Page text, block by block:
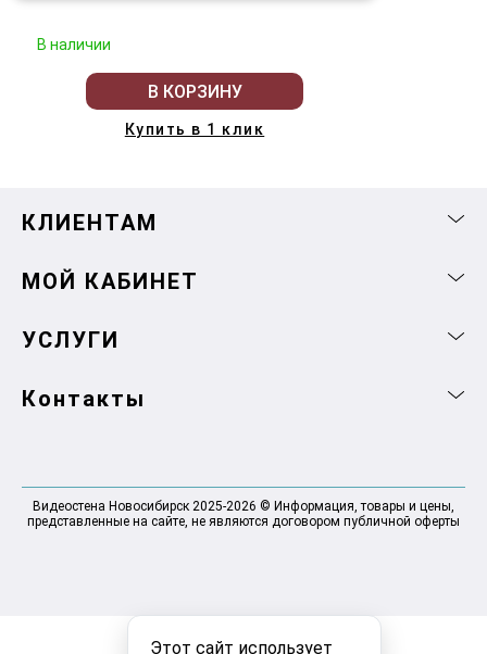
Этот сайт использует
В наличии
В КОРЗИНУ
Купить в 1 клик
КЛИЕНТАМ
МОЙ КАБИНЕТ
УСЛУГИ
Контакты
Видеостена Новосибирск 2025-2026 © Информация, товары и цены,
представленные на сайте, не являются договором публичной оферты